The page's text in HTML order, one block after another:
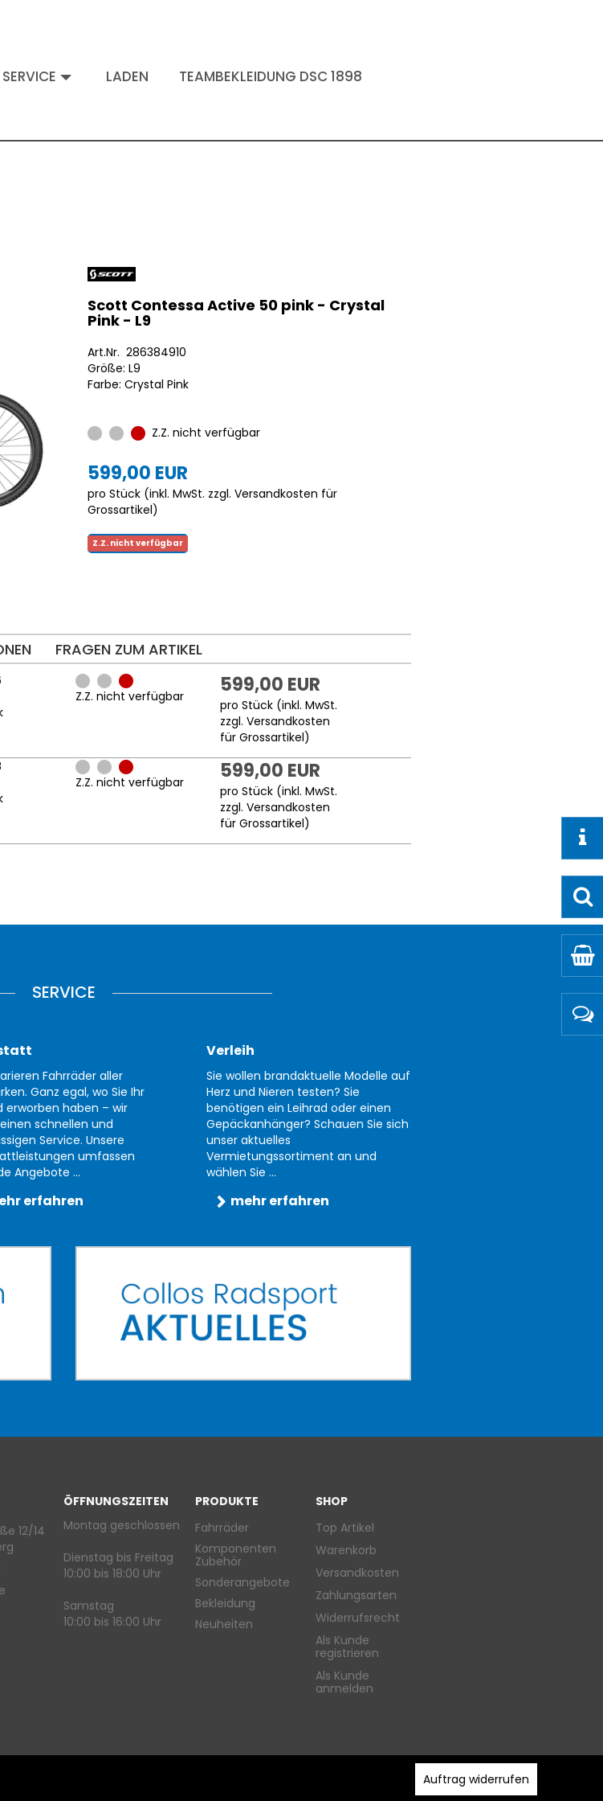
SERVICE LADEN
TEAMBEKLEIDUNG DSC 1898
Scott Contessa Active 50 pink - Crystal
Pink - L9
Art.Nr. 286384910
Größe: L9
Farbe: Crystal Pink
Z.Z. nicht verfügbar
599,00 EUR
pro Stück (inkl. MwSt. zzgl. Versandkosten für
Grossartikel)
Z.Z. nicht verfügbar
FRAGEN ZUM ARTIKEL
Z.Z. nicht verfügbar 599,00 EUR
pro Stück (inkl. MwSt.
zzgl.Versandkosten
für Grossartikel)
Z.Z. nicht verfügbar 599,00 EUR
pro Stück (inkl. MwSt.
zzgl.Versandkosten
für Grossartikel)
SERVICE
Fahrräder aller
Ganz egal, wo Sie Ihr
erworben haben – wir
schnellen und
Service. Unsere
umfassen
Angebote ...
erfahren
Verleih
Sie wollen brandaktuelle Modelle auf
Herz und Nieren testen? Sie
benötigen ein Leihrad oder einen
Gepäckanhänger? Schauen Sie sich
unser aktuelles
Vermietungssortiment an und
wählen Sie ...
mehr erfahren
12/14
ÖFFNUNGSZEITEN
Montag geschlossen
Dienstag bis Freitag
10:00 bis 18:00 Uhr
Samstag
10:00 bis 16:00 Uhr
PRODUKTE
Fahrräder
Komponenten
Zubehör
Sonderangebote
Bekleidung
Neuheiten
SHOP
Top Artikel
Warenkorb
Versandkosten
Zahlungsarten
Widerrufsrecht
Als Kunde
registrieren
Als Kunde
anmelden
Auftrag widerrufen